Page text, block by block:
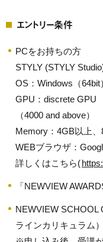
エントリー条件
PCをお持ちの方
STYLY (STYLY
OS：Windows（
GPU：discrete GPU
（4000 and above）
Memory：4GB以上
WEBブラウザ：
詳しくはこちら(
「NEWVIEW
NEWVIEW SCHOOL
ラインカリキュラム